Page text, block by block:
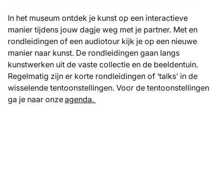
In het museum ontdek je kunst op een interactieve
manier tijdens jouw dagje weg met je partner. Met en
rondleidingen of een audiotour kijk je op een nieuwe
manier naar kunst. De rondleidingen gaan langs
kunstwerken uit de vaste collectie en de beeldentuin.
Regelmatig zijn er korte rondleidingen of ‘talks’ in de
wisselende tentoonstellingen. Voor de tentoonstellingen
ga je naar onzeagenda.